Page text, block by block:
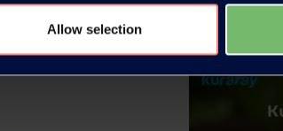
Allow selection